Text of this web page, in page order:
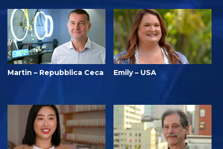
Martin – Repubblica Ceca Emily – USA